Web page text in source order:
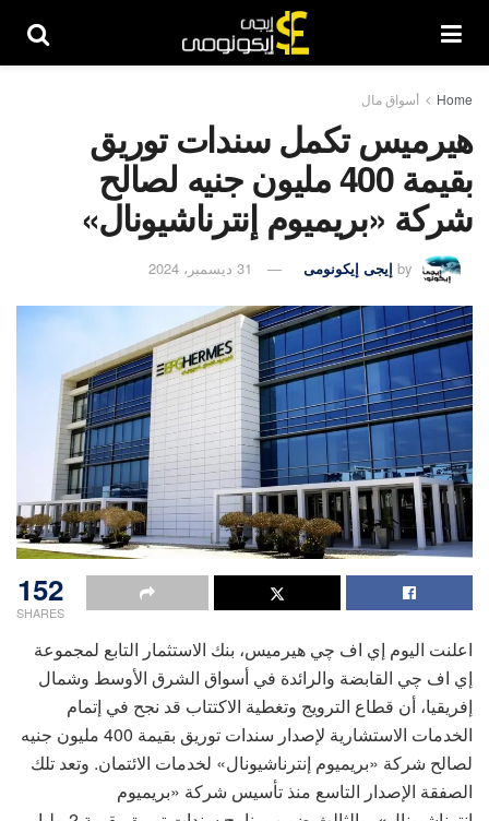
Home أسواق مال
هيرميس تكمل سندات توريق
بقيمة 400 مليون جنيه لصالح
شركة «بريميوم إنترناشيونال»
by إيجى إيكونومى 31 ديسمبر، 2024
152
SHARES
اعلنت اليوم إي اف چي هيرميس، بنك الاستثمار التابع لمجموعة
إي اف چي القابضة والرائدة في أسواق الشرق الأوسط وشمال
إفريقيا، أن قطاع الترويج وتغطية الاكتتاب قد نجح في إتمام
الخدمات الاستشارية لإصدار سندات توريق بقيمة 400 مليون جنيه
لصالح شركة «بريميوم إنترناشيونال» لخدمات الائتمان. وتعد تلك
الصفقة الإصدار التاسع منذ تأسيس شركة «بريميوم